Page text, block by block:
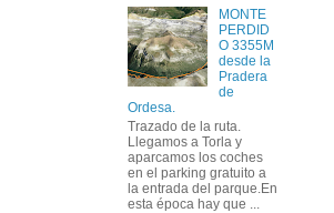
MONTE
PERDID
O 3355M
desde la
Pradera
de
Ordesa.
Trazado de la ruta.
Llegamos a Torla y
aparcamos los coches
en el parking gratuito a
la entrada del parque.En
esta época hay que ...